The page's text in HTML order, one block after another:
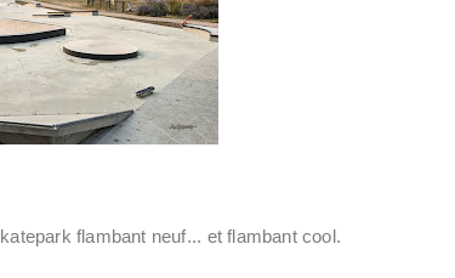
flambant neuf... et flambant cool.